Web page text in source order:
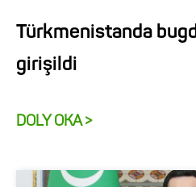
Türkmenistanda
girişildi
DOLY OKA >